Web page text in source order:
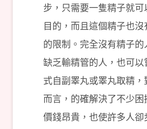
步，只需要一隻精子就可
目的，而且這個精子也
的限制。完全沒有精子的
缺乏輸精管的人，也可以
式自副睪丸或睪丸取精，
而言，的確解決了不少困
價錢昂貴，也使許多人卻